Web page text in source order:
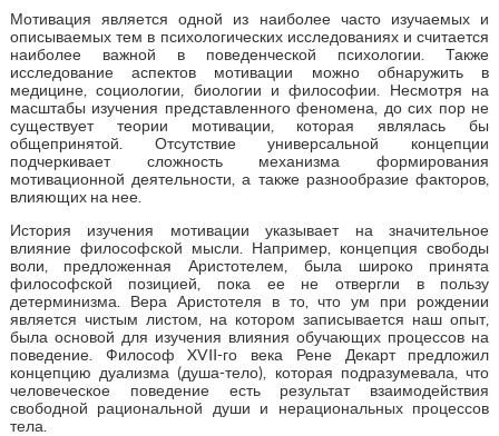
Мотивация является одной из наиболее часто изучаемых и
описываемых тем в психологических исследованиях и считается
наиболее важной в поведенческой психологии. Также
исследование аспектов мотивации можно обнаружить в
медицине, социологии, биологии и философии. Несмотря на
масштабы изучения представленного феномена, до сих пор не
существует теории мотивации, которая являлась бы
общепринятой. Отсутствие универсальной концепции
подчеркивает сложность механизма формирования
мотивационной деятельности, а также разнообразие факторов,
влияющих на нее.
История изучения мотивации указывает на значительное
влияние философской мысли. Например, концепция свободы
воли, предложенная Аристотелем, была широко принята
философской позицией, пока ее не отвергли в пользу
детерминизма. Вера Аристотеля в то, что ум при рождении
является чистым листом, на котором записывается наш опыт,
была основой для изучения влияния обучающих процессов на
поведение. Философ XVII-го века Рене Декарт предложил
концепцию дуализма (душа-тело), которая подразумевала, что
человеческое поведение есть результат взаимодействия
свободной рациональной души и нерациональных процессов
тела.